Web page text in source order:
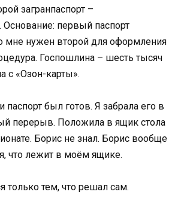
загранпаспорт –
Основание: первый паспорт
мне нужен второй для оформления
Госпошлина – шесть тысяч
с «Озон-карты».
паспорт был готов. Я забрала его в
перерыв. Положила в ящик стола
Борис не знал. Борис вообще
что лежит в моём ящике.
только тем, что решал сам.